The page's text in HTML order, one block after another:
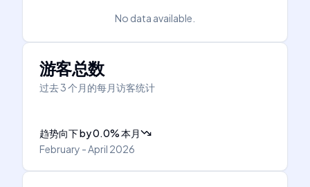
No data available.
游客总数
过去 3 个月的每月访客统计
趋势向下by0.0%本月
February - April 2026